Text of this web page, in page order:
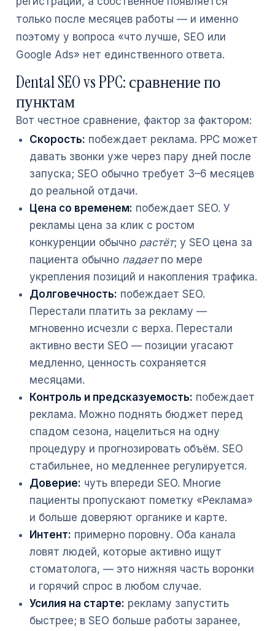
только после месяцев работы — и именно
поэтому у вопроса «что лучше, SEO или
Google Ads» нет единственного ответа.
Dental SEO vs PPC: сравнение по
пунктам
Вот честное сравнение, фактор за фактором:
Скорость: побеждает реклама. PPC может
давать звонки уже через пару дней после
запуска; SEO обычно требует 3–6 месяцев
до реальной отдачи.
Цена со временем: побеждает SEO. У
рекламы цена за клик с ростом
конкуренции обычно растёт; у SEO цена за
пациента обычно падаетпо мере
укрепления позиций и накопления трафика.
Долговечность: побеждает SEO.
Перестали платить за рекламу —
мгновенно исчезли с верха. Перестали
активно вести SEO — позиции угасают
медленно, ценность сохраняется
месяцами.
Контроль и предсказуемость: побеждает
реклама. Можно поднять бюджет перед
спадом сезона, нацелиться на одну
процедуру и прогнозировать объём. SEO
стабильнее, но медленнее регулируется.
Доверие: чуть впереди SEO. Многие
пациенты пропускают пометку «Реклама»
и больше доверяют органике и карте.
Интент: примерно поровну. Оба канала
ловят людей, которые активно ищут
стоматолога, — это нижняя часть воронки
и горячий спрос в любом случае.
Усилия на старте: рекламу запустить
быстрее; в SEO больше работы заранее,